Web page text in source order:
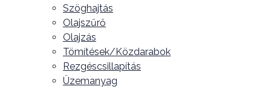
Szöghajtás
Olajszűrő
Olajzás
Tömítések/Közdarabok
Rezgéscsillapítás
Üzemanyag